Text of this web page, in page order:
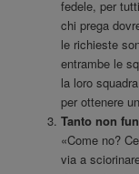
fedele, per
chi prega
le richieste
entrambe le
la loro
per ottenere
Tanto non
«Come no?
via a